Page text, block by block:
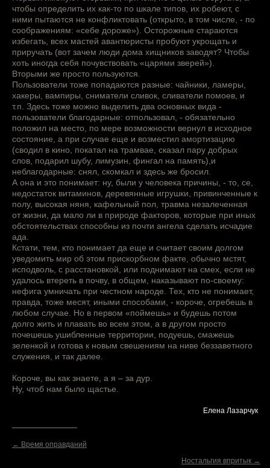
чтобы определить их как-то по шкале типов, их робеют, с
ними пытаются не конфликтовать (открыто, в том числе, - по
соображениям: «себе дороже»). Осторожные стараются
избегать, всех мастей авантюристы пробуют укрощать и
приручать (вот зачем люди дома хищников заводят? Чтобы
хоть иногда себя почувствовать «царями зверей»).
Вторыми же просто пользуются.
Пользователи тоже попадаются разные: чайники, ламеры,
хакеры, вампиры, сниматели сливок, сливатели помоев, и
т.п. Здесь тоже можно выделить два основных вида -
пользователи благодарные: отпользовал, - обязательно
положил на место, по мере возможности вернул в исходное
состояние, а при случае еще и возместил амортизацию
(сводил в кино, покатал на трамвае, сказал пару добрых
слов, подарил шубу, лимузин, фингал на память),и
неблагодарные: снял, скомкал и здесь же бросил.
А она и это понимает: ну, были у человека причины, - то, се,
недостаток витаминов, деревянные игрушки, привинченные к
полу, высокая няня, кафельный пол, травма незалеченная
от жизни, да мало ли в природе факторов, которые при иных
обстоятельствах способны из почти ангела сделать исчадие
ада.
Кстати, тем, кто понимает да еще и считает своим долгом
уведомить мир об этом прискорбном факте, обычно мстят,
исподволь, с расстановкой, или поднимают на смех, если не
удалось втереть в почву, в общем, наказывают по-своему:
нефига умничать при честном народе. Тех, кто не понимает,
правда, тоже месят, иными способами, - короче, огребешь в
любом случае. Но в первом «поймешь» и будешь потом
долго жить и плавать во всем этом, а в другом просто
почешешь ушибленные территории, подуешь, смажешь
зеленкой и готова к новым свешениям на ниве беззаветного
служения, и так далее.
Короче, вы как знаете, а я – за дур.
Ну, чтоб нам было щастье.
Елена Лазарчук
← Время оправданий
Ностальгия впритык →